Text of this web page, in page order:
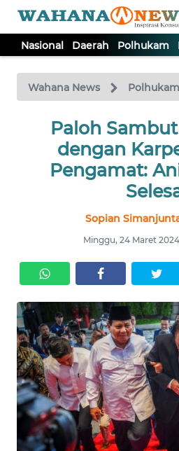
Nasional Daerah Polhukam
Wahana News Polhukam
Paloh
dengan
Pengamat:
Sopian
Minggu, 24 Maret
TV
Tutup
NASIONAL
DAERAH
EKUIN
SAINS-TEKNO
KESEHATAN
INTERNASIONAL
SERBA-SERBI